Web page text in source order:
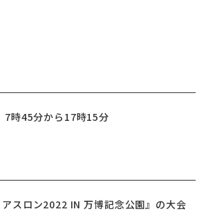
7時45分から17時15分
アスロン2022 IN 万博記念公園』の大会